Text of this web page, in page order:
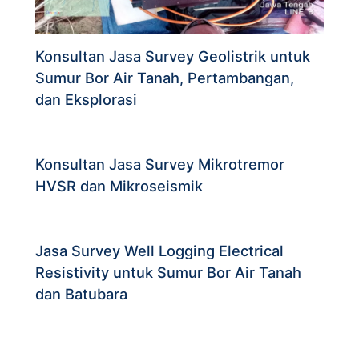
Konsultan Jasa Survey Geolistrik untuk
Sumur Bor Air Tanah, Pertambangan,
dan Eksplorasi
Konsultan Jasa Survey Mikrotremor
HVSR dan Mikroseismik
Jasa Survey Well Logging Electrical
Resistivity untuk Sumur Bor Air Tanah
dan Batubara